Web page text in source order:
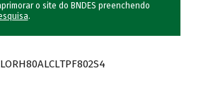
o site do BNDES preenchendo
.